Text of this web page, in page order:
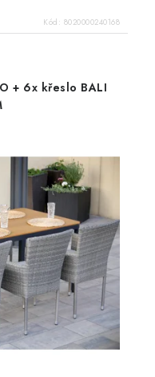
Kód: 8020000240168
+ 6x křeslo BALI